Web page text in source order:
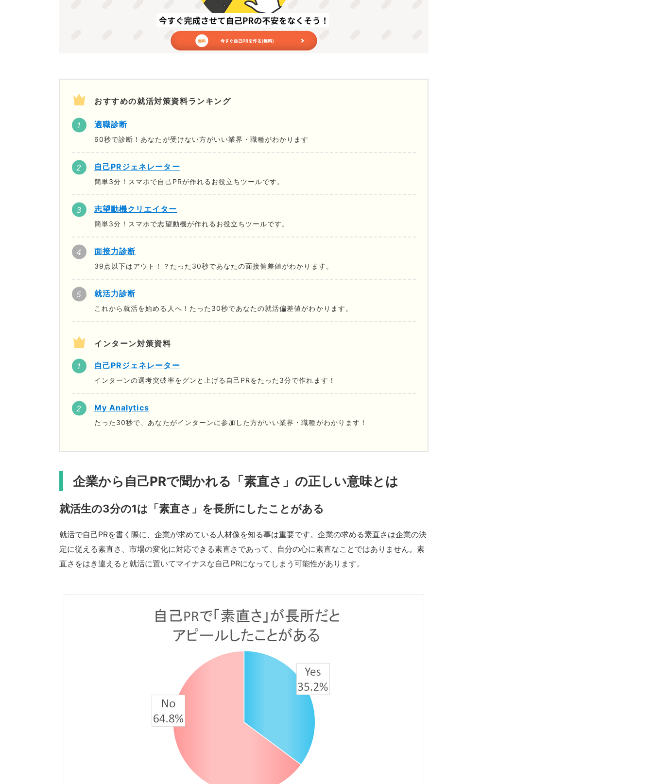
おすすめの就活対策資料ランキング
適職診断
60秒で診断！あなたが受けない方がいい業界・職種がわかります
自己PRジェネレーター
簡単3分！スマホで自己PRが作れるお役立ちツールです。
志望動機クリエイター
簡単3分！スマホで志望動機が作れるお役立ちツールです。
面接力診断
39点以下はアウト！？たった30秒であなたの面接偏差値がわかります。
就活力診断
これから就活を始める人へ！たった30秒であなたの就活偏差値がわかります。
インターン対策資料
自己PRジェネレーター
インターンの選考突破率をグンと上げる自己PRをたった3分で作れます！
My Analytics
たった30秒で、あなたがインターンに参加した方がいい業界・職種がわかります！
企業から自己PRで聞かれる「素直さ」の正しい意味とは
就活生の3分の1は「素直さ」を長所にしたことがある
就活で自己PRを書く際に、企業が求めている人材像を知る事は重要です。企業の求める素直さは企業の決
定に従える素直さ、市場の変化に対応できる素直さであって、自分の心に素直なことではありません。素
直さをはき違えると就活に置いてマイナスな自己PRになってしまう可能性があります。